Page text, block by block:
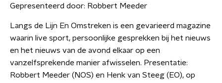
Gepresenteerd door: Robbert Meeder
Langs de Lijn En Omstreken is een gevarieerd magazine
waarin live sport, persoonlijke gesprekken bij het nieuws
en het nieuws van de avond elkaar op een
vanzelfsprekende manier afwisselen. Presentatie:
Robbert Meeder (NOS) en Henk van Steeg (EO), op